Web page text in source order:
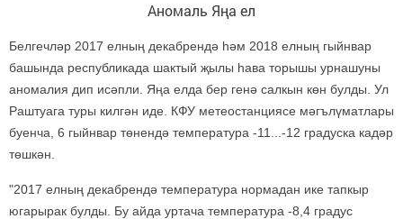
Аномаль Яңа ел
Белгечләр 2017 елның декабрендә һәм 2018 елның гыйнвар
башында республикада шактый җылы һава торышы урнашуны
аномалия дип исәпли. Яңа елда бер генә салкын көн булды. Ул
Раштуага туры килгән иде. КФУ метеостанциясе мәгълүматлары
буенча, 6 гыйнвар төнендә температура -11...-12 градуска кадәр
төшкән.
"2017 елның декабрендә температура нормадан ике тапкыр
югарырак булды. Бу айда уртача температура -8,4 градус